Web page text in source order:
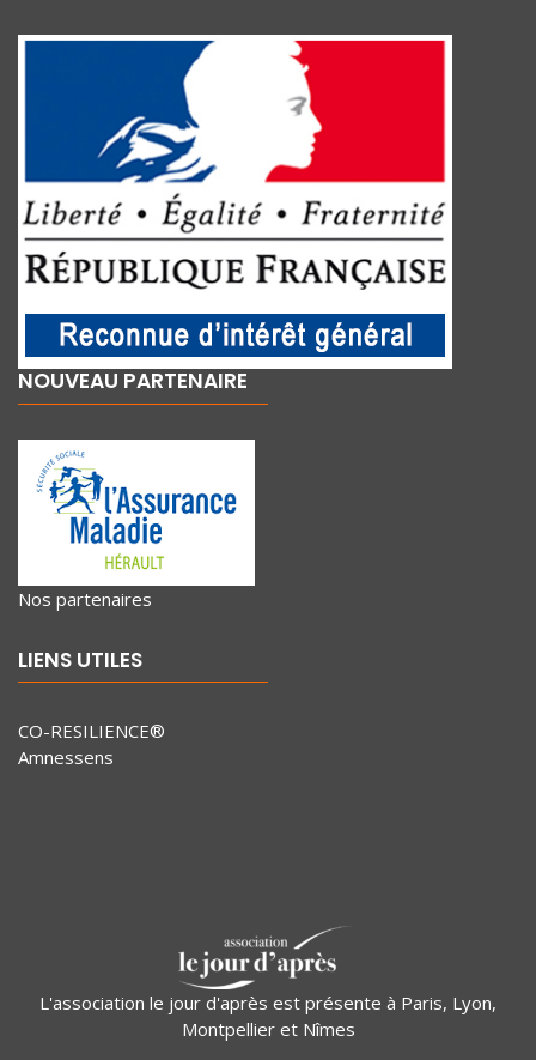
NOUVEAU PARTENAIRE
Nos partenaires
LIENS UTILES
CO-RESILIENCE®
Amnessens
L'association le jour d'après est présente à Paris, Lyon,
Montpellier et Nîmes